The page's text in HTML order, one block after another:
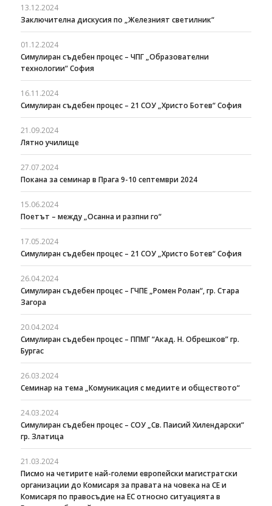
13.12.2024
Заключителна дискусия по „Железният светилник“
01.12.2024
Симулиран съдебен процес – ЧПГ „Образователни
технологии“ София
16.11.2024
Симулиран съдебен процес – 21 СОУ „Христо Ботев“ София
21.09.2024
Лятно училище
27.07.2024
Покана за семинар в Прага 9-10 септември 2024
15.06.2024
Поетът – между „Осанна и разпни го“
17.05.2024
Симулиран съдебен процес – 21 СОУ „Христо Ботев“ София
26.04.2024
Симулиран съдебен процес – ГЧПЕ „Ромен Ролан“, гр. Стара
Загора
20.04.2024
Симулиран съдебен процес – ППМГ “Акад. Н. Обрешков” гр.
Бургас
26.03.2024
Семинар на тема „Комуникация с медиите и обществото“
24.03.2024
Симулиран съдебен процес – СОУ „Св. Паисий Хилендарски“
гр. Златица
21.03.2024
Писмо на четирите най-големи европейски магистратски
организации до Комисаря за правата на човека на СЕ и
Комисаря по правосъдие на ЕС относно ситуацията в